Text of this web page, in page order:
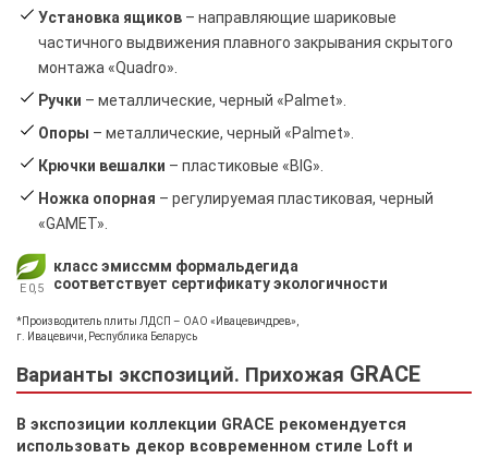
Установка ящиков – направляющие шариковые
частичного выдвижения плавного закрывания скрытого
монтажа «Quadro».
Ручки – металлические, черный «Palmet».
Опоры – металлические, черный «Palmet».
Крючки вешалки – пластиковые «BIG».
Ножка опорная – регулируемая пластиковая, черный
«GAMET».
E 0,5
класс эмиссмм формальдегида
соответствует сертификату экологичности
*Производитель плиты ЛДСП – ОАО «Ивацевичдрев»,
г. Ивацевичи, Республика Беларусь
Варианты экспозиций. Прихожая GRACE
В экспозиции коллекции GRACE рекомендуется
использовать декор всовременном стиле Loft и